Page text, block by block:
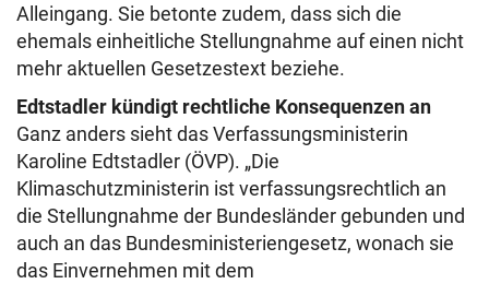
Alleingang. Sie betonte zudem, dass sich die
ehemals einheitliche Stellungnahme auf einen nicht
mehr aktuellen Gesetzestext beziehe.
Edtstadler kündigt rechtliche Konsequenzen an
Ganz anders sieht das Verfassungsministerin
Karoline Edtstadler (ÖVP). „Die
Klimaschutzministerin ist verfassungsrechtlich an
die Stellungnahme der Bundesländer gebunden und
auch an das Bundesministeriengesetz, wonach sie
das Einvernehmen mit dem